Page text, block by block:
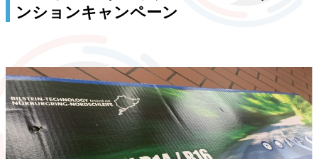
ンションキャンペーン